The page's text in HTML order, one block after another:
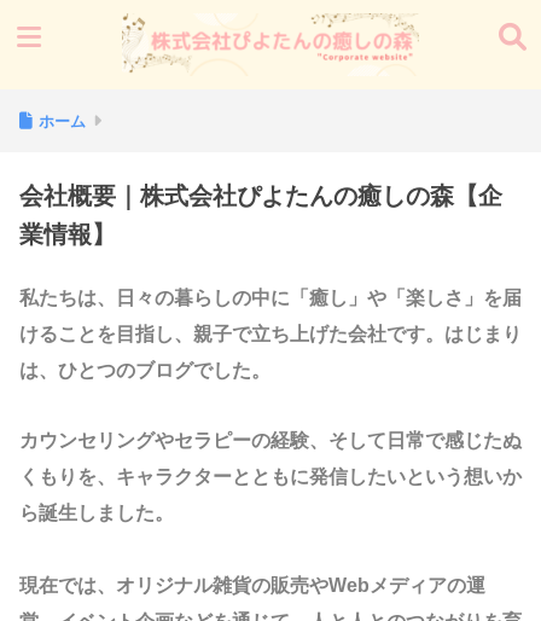
ホーム
会社概要｜株式会社ぴよたんの癒しの森【企
業情報】
私たちは、日々の暮らしの中に「癒し」や「楽しさ」を届
けることを目指し、親子で立ち上げた会社です。はじまり
は、ひとつのブログでした。
カウンセリングやセラピーの経験、そして日常で感じたぬ
くもりを、キャラクターとともに発信したいという想いか
ら誕生しました。
現在では、オリジナル雑貨の販売やWebメディアの運